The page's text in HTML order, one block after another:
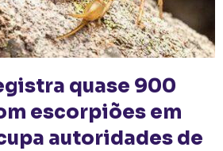
quase 900
escorpiões em
autoridades de